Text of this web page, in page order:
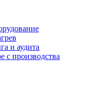
и аудита
с производства